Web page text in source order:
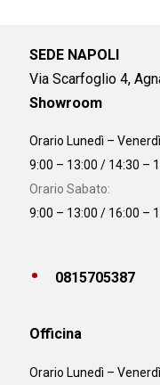
SEDE NAPOLI
Via Scarfoglio 4,
Showroom
Orario Lunedì –
9:00 – 13:00 / 14:30 –
Orario Sabato:
9:00 – 13:00 / 16:00 –
0815705387
Officina
Orario Lunedì –